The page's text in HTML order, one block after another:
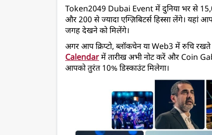
Token2049 Dubai Event में दुनिया भर से
और 200 से ज्यादा एग्ज़िबिटर्स हिस्सा लेंगे। यहां
जगह देखने को मिलेंगे।
अगर आप क्रिप्टो, ब्लॉकचेन या Web3 में रुचि
Calendar में तारीख अभी नोट करें और Coin
आपको तुरंत 10% डिस्काउंट मिलेगा।